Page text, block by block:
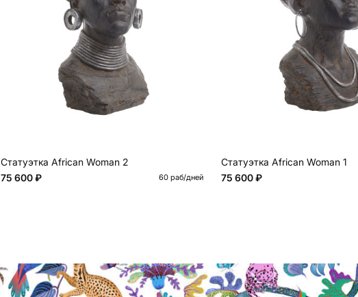
Статуэтка African Woman 2
75 600 ₽
60 раб/дней
Статуэтка African Woman 1
75 600 ₽